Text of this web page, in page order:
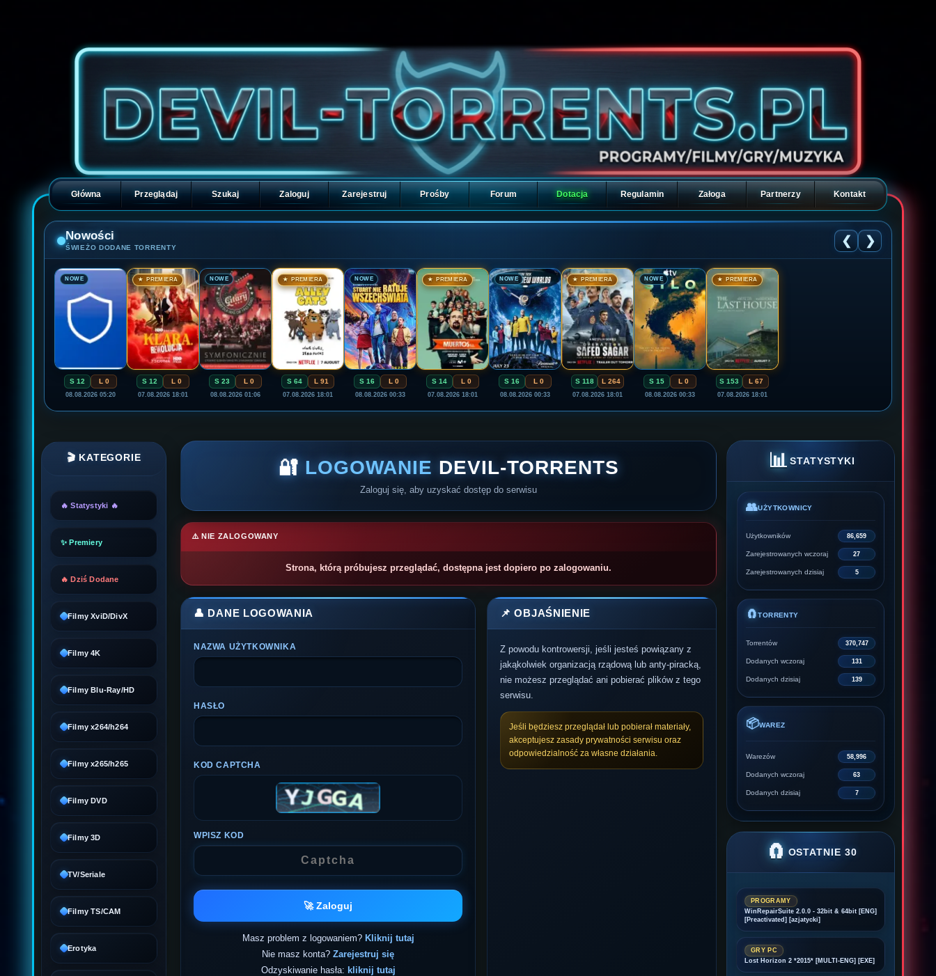
Główna Przeglądaj Szukaj Zaloguj Zarejestruj Prośby Forum Dotacja Regulamin Załoga Partnerzy Kontakt
Nowości
ŚWIEŻO DODANE TORRENTY ❮ ❯
🎬NOWE
S 12 L 0
08.08.2026 05:20
🎬★ PREMIERA
S 12 L 0
07.08.2026 18:01
🎬NOWE
S 23 L 0
08.08.2026 01:06
🎬★ PREMIERA
S 64 L 91
07.08.2026 18:01
🎬NOWE
S 16 L 0
08.08.2026 00:33
🎬★ PREMIERA
S 14 L 0
07.08.2026 18:01
🎬NOWE
S 16 L 0
08.08.2026 00:33
🎬★ PREMIERA
S 118 L 264
07.08.2026 18:01
🎬NOWE
S 15 L 0
08.08.2026 00:33
🎬★ PREMIERA
S 153 L 67
07.08.2026 18:01
🎬 KATEGORIE
🔥 Statystyki 🔥
✨ Premiery
🔥 Dziś Dodane
Filmy XviD/DivX
Filmy 4K
Filmy Blu-Ray/HD
Filmy x264/h264
Filmy x265/h265
Filmy DVD
Filmy 3D
TV/Seriale
Filmy TS/CAM
Erotyka
📊 STATYSTYKI
👥UŻYTKOWNICY
Użytkowników 86,659
Zarejestrowanych wczoraj 27
Zarejestrowanych dzisiaj 5
🧲TORRENTY
Torrentów 370,747
Dodanych wczoraj 131
Dodanych dzisiaj 139
📦WAREZ
Warezów 58,996
Dodanych wczoraj 63
Dodanych dzisiaj 7
🧲 OSTATNIE 30
PROGRAMY
WinRepairSuite 2.0.0 - 32bit & 64bit [ENG]
[Preactivated] [azjatycki]
GRY PC
Lost Horizon 2 *2015* [MULTI-ENG] [EXE]
🔐 LOGOWANIE DEVIL-TORRENTS
Zaloguj się, aby uzyskać dostęp do serwisu
⚠️ NIE ZALOGOWANY
Strona, którą próbujesz przeglądać, dostępna jest dopiero po zalogowaniu.
👤 DANE LOGOWANIA
NAZWA UŻYTKOWNIKA
HASŁO
KOD CAPTCHA
WPISZ KOD
🚀 Zaloguj
Masz problem z logowaniem? Kliknij tutaj
Nie masz konta? Zarejestruj się
Odzyskiwanie hasła: kliknij tutaj
📌 OBJAŚNIENIE
Z powodu kontrowersji, jeśli jesteś powiązany z
jakąkolwiek organizacją rządową lub anty-piracką,
nie możesz przeglądać ani pobierać plików z tego
serwisu.
Jeśli będziesz przeglądał lub pobierał materiały,
akceptujesz zasady prywatności serwisu oraz
odpowiedzialność za własne działania.